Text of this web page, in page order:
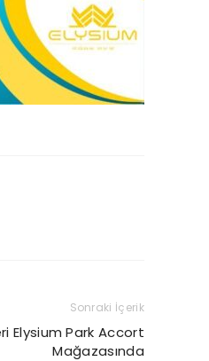
Sonraki İçerik
Elysium Park Accort
Mağazasında